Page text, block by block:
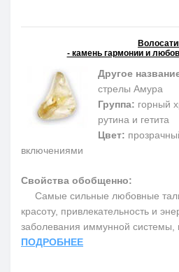
- камень гармонии и
Другое
стрелы Амура
Группа: горный
рутина и гетита
Цвет:
включениями
Свойства обобщенно:
Самые сильные любовные
красоту, привлекательность и
заболевания иммунной системы,
ПОДРОБНЕЕ